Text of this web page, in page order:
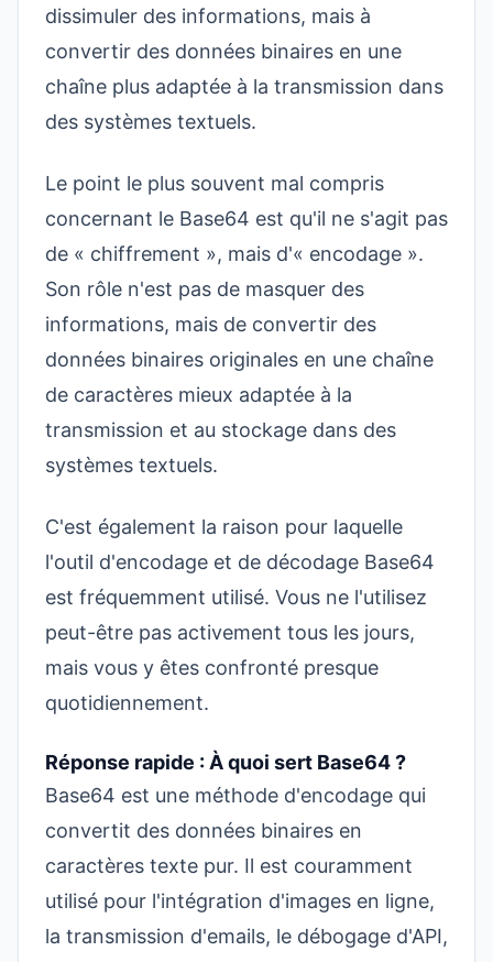
dissimuler des informations, mais à
convertir des données binaires en une
chaîne plus adaptée à la transmission dans
des systèmes textuels.
Le point le plus souvent mal compris
concernant le Base64 est qu'il ne s'agit pas
de « chiffrement », mais d'« encodage ».
Son rôle n'est pas de masquer des
informations, mais de convertir des
données binaires originales en une chaîne
de caractères mieux adaptée à la
transmission et au stockage dans des
systèmes textuels.
C'est également la raison pour laquelle
l'outil d'encodage et de décodage Base64
est fréquemment utilisé. Vous ne l'utilisez
peut-être pas activement tous les jours,
mais vous y êtes confronté presque
quotidiennement.
Réponse rapide : À quoi sert Base64 ?
Base64 est une méthode d'encodage qui
convertit des données binaires en
caractères texte pur. Il est couramment
utilisé pour l'intégration d'images en ligne,
la transmission d'emails, le débogage d'API,